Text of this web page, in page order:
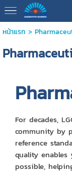
หน้าแรก >
For decades,
community by
reference
quality enables
possible,